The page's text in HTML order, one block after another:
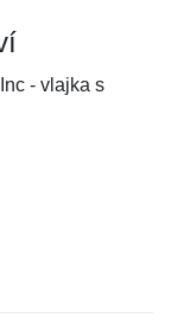
- vlajka s